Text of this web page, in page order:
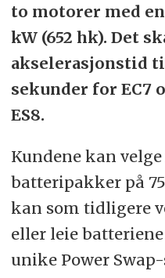
to motorer med
kW (652 hk). Det
akselerasjonstid
sekunder for EC7
ES8.
Kundene kan
batteripakker på
kan som tidligere
eller leie
unike Power